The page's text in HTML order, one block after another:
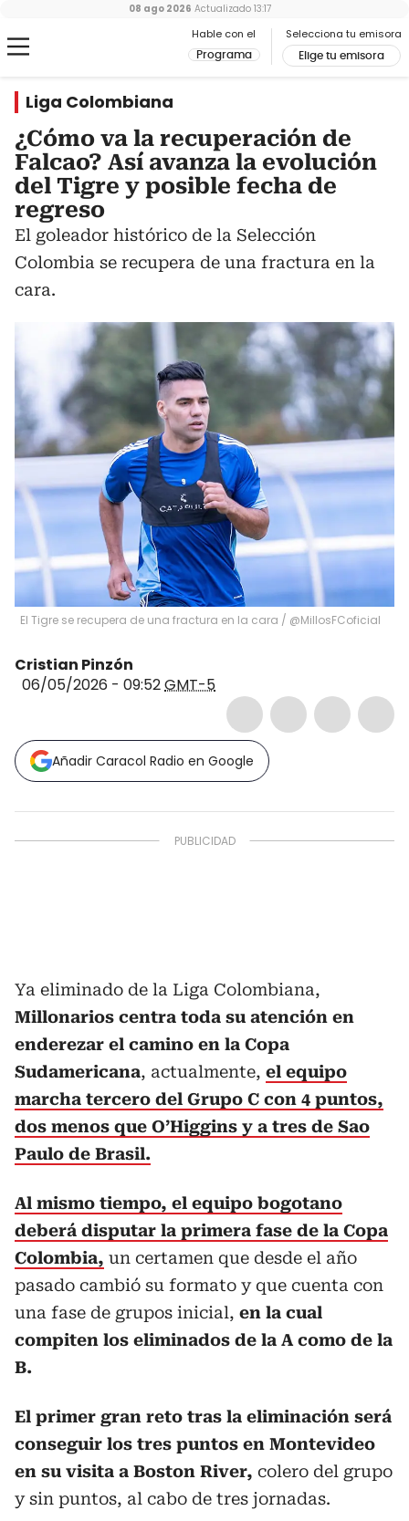
Hable con el
Programa
Selecciona tu emisora
Elige tu emisora
08 ago 2026 Actualizado 13:17
Liga Colombiana
¿Cómo va la recuperación de
Falcao? Así avanza la evolución
del Tigre y posible fecha de
regreso
El goleador histórico de la Selección
Colombia se recupera de una fractura en la
cara.
El Tigre se recupera de una fractura en la cara / @MillosFCoficial
Cristian Pinzón
06/05/2026 - 09:52GMT-5
Añadir Caracol Radio en Google
Ya eliminado de la Liga Colombiana,
Millonarios centra toda su atención en
enderezar el camino en la Copa
Sudamericana, actualmente, el equipo
marcha tercero del Grupo C con 4 puntos,
dos menos que O’Higgins y a tres de Sao
Paulo de Brasil.
Al mismo tiempo, el equipo bogotano
deberá disputar la primera fase de la Copa
Colombia, un certamen que desde el año
pasado cambió su formato y que cuenta con
una fase de grupos inicial, en la cual
compiten los eliminados de la A como de la
B.
El primer gran reto tras la eliminación será
conseguir los tres puntos en Montevideo
en su visita a Boston River, colero del grupo
y sin puntos, al cabo de tres jornadas.